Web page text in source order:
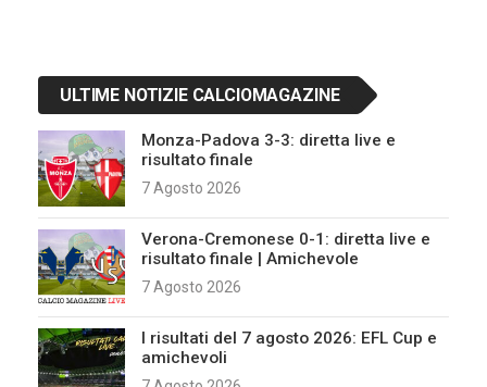
ULTIME NOTIZIE CALCIOMAGAZINE
Monza-Padova 3-3: diretta live e
risultato finale
7 Agosto 2026
Verona-Cremonese 0-1: diretta live e
risultato finale | Amichevole
7 Agosto 2026
I risultati del 7 agosto 2026: EFL Cup e
amichevoli